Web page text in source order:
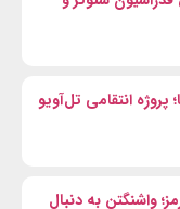
انتقامی تل‌آویو
واشنگتن به دنبال